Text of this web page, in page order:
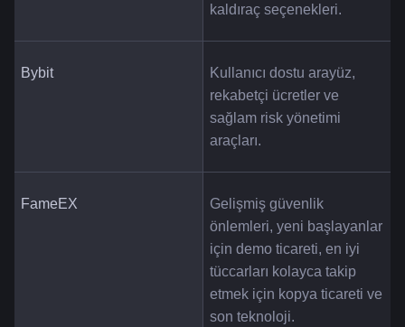
kaldıraç seçenekleri.
Bybit
Kullanıcı dostu arayüz,
rekabetçi ücretler ve
sağlam risk yönetimi
araçları.
FameEX
Gelişmiş güvenlik
önlemleri, yeni başlayanlar
için demo ticareti, en iyi
tüccarları kolayca takip
etmek için kopya ticareti ve
son teknoloji.